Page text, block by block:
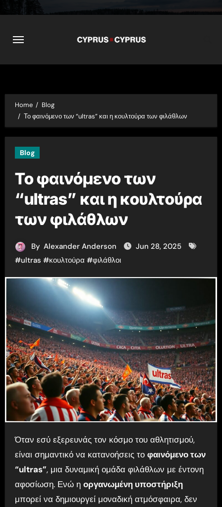
content
Home
Blog
Το φαινόμενο των “ultras” και ηκουλτούρα των φιλάθλων
Blog
Το φαινόμενο των
“ultras” και η κουλτούρα
των φιλάθλων
By Alexander Anderson
Jun 28, 2025
#ultras #κουλτούρα #φιλάθλοι
Όταν εσύ εξερευνάς τον κόσμο του αθλητισμού,
είναι σημαντικό να κατανοήσεις το φαινόμενο των
“ultras”, μια δυναμική ομάδα φιλάθλων με έντονη
αφοσίωση. Ενώ η οργανωμένη υποστήριξη
μπορεί να δημιουργεί μοναδική ατμόσφαιρα, δεν